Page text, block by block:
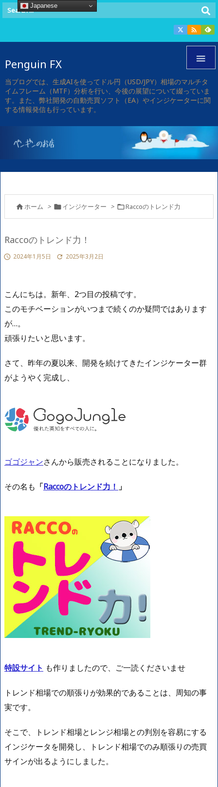


Penguin FX
当ブログでは、生成AIを使ってドル円（USD/JPY）相場のマルチタ
イムフレーム（MTF）分析を行い、今後の展望について綴っていま
す。また、弊社開発の自動売買ソフト（EA）やインジケーターに関
する情報発信も行っています。
ホーム > インジケーター > Raccoのトレンド力
Raccoのトレンド力！
 2024年1月5日  2025年3月2日
こんにちは。新年、2つ目の投稿です。
このモチベーションがいつまで続くのか疑問ではあります
が…。
頑張りたいと思います。
さて、昨年の夏以来、開発を続けてきたインジケーター群
がようやく完成し、
ゴゴジャンさんから販売されることになりました。
その名も 「Raccoのトレンド力！ 」
特設サイト も作りましたので、ご一読くださいませ
トレンド相場での順張りが効果的であることは、周知の事
実です。
そこで、トレンド相場とレンジ相場との判別を容易にする
インジケータを開発し、トレンド相場でのみ順張りの売買
サインが出るようにしました。
Japanese